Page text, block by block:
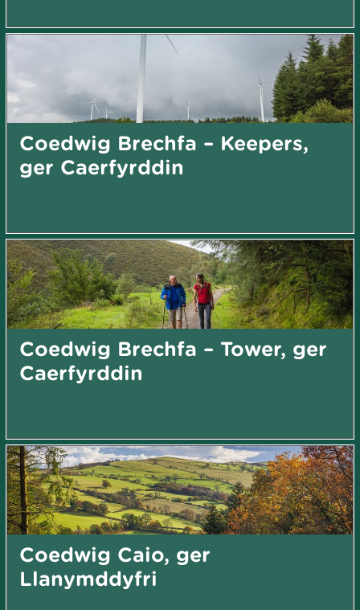
Coedwig Brechfa – Keepers,
ger Caerfyrddin
Coedwig Brechfa – Tower, ger
Caerfyrddin
Coedwig Caio, ger
Llanymddyfri